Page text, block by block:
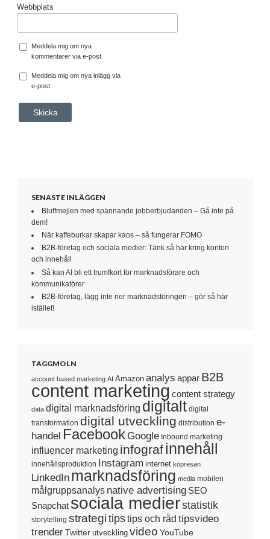
Webbplats
Meddela mig om nya
kommentarer via e-post.
Meddela mig om nya inlägg via
e-post.
SENASTE INLÄGGEN
Bluffmejlen med spännande jobberbjudanden – Gå inte på
dem!
När kaffeburkar skapar kaos – så fungerar FOMO
B2B-företag och sociala medier: Tänk så här kring konton
och innehåll
Så kan AI bli ett trumfkort för marknadsförare och
kommunikatörer
B2B-företag, lägg inte ner marknadsföringen – gör så här
istället!
TAGGMOLN
account based marketing AI Amazon analys appar B2B
content marketing content strategy
data digital marknadsföring digitalt digital
transformation digital utveckling distribution e-
handel Facebook Google Inbound marketing
influencer marketing infografinnehåll
innehållsproduktion Instagram internet köpresan
LinkedIn marknadsföring media mobilen
målgruppsanalys native advertising SEO
Snapchat sociala medierstatistik
storytelling strategi tipstips och råd tipsvideo
trenderTwitter utveckling video YouTube